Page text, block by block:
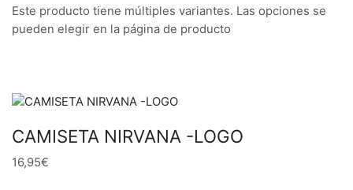
Este producto tiene múltiples variantes. Las opciones se
pueden elegir en la página de producto
CAMISETA NIRVANA -LOGO
16,95€